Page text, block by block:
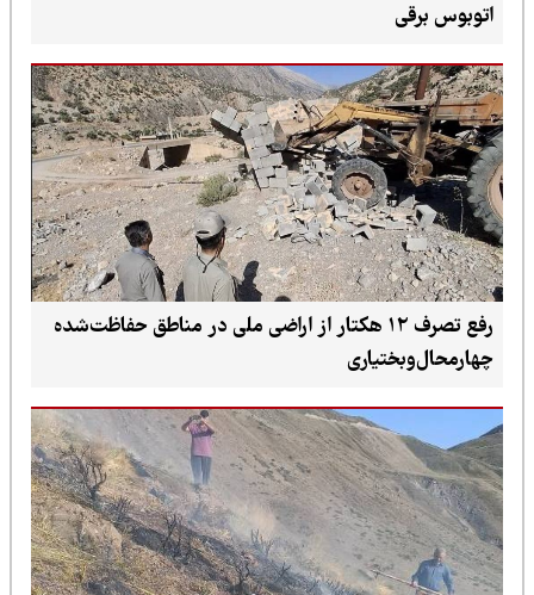
اتوبوس برقی
رفع تصرف ۱۲ هکتار از اراضی ملی در مناطق حفاظت‌شده
چهارمحال‌وبختیاری